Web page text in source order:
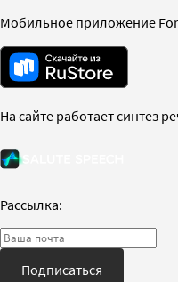
Мобильное приложение
На сайте работает синтез
Рассылка:
Подписаться